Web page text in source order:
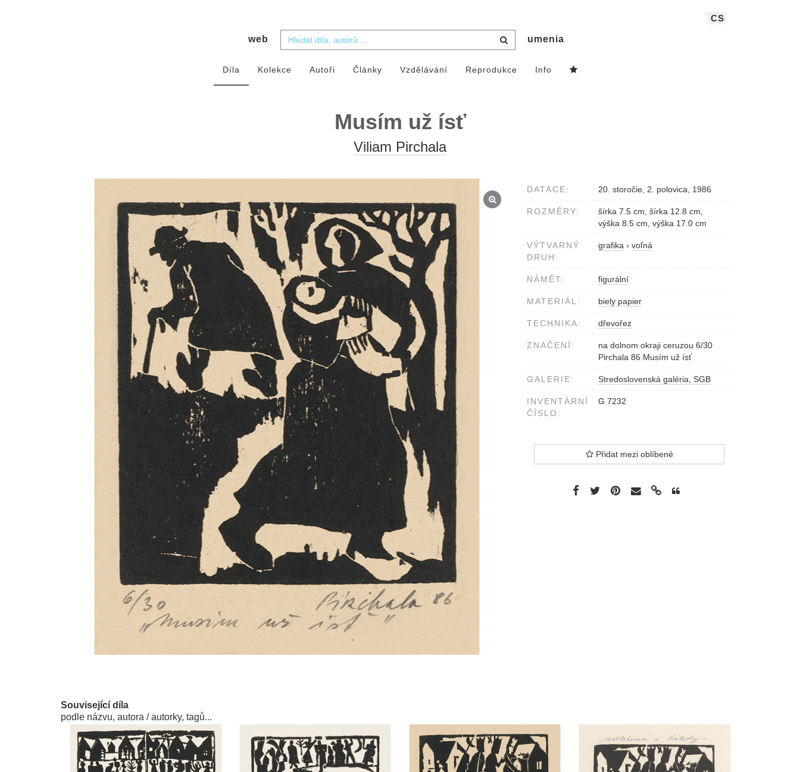
CS
web umenia
Díla Kolekce Autoři Články Vzdělávání Reprodukce Info
Musím už ísť
Viliam Pirchala
DATACE: 20. storočie, 2. polovica, 1986
ROZMĚRY:
šírka 7.5 cm, šírka 12.8 cm,
výška 8.5 cm, výška 17.0 cm
VÝTVARNÝ
DRUH:
grafika › voľná
NÁMĚT: figurální
MATERIÁL: biely papier
TECHNIKA: dřevořez
ZNAČENÍ:
na dolnom okraji ceruzou 6/30
Pirchala 86 Musím už ísť
GALERIE: Stredoslovenská galéria, SGB
INVENTÁRNÍ
ČÍSLO:
G 7232
Přidat mezi oblíbené
Související díla
podle názvu, autora / autorky, tagů...